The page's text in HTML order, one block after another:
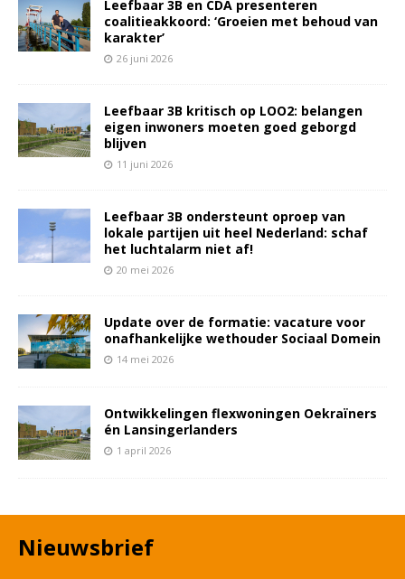
Leefbaar 3B en CDA presenteren
coalitieakkoord: ‘Groeien met behoud van
karakter’
26 juni 2026
Leefbaar 3B kritisch op LOO2: belangen
eigen inwoners moeten goed geborgd
blijven
11 juni 2026
Leefbaar 3B ondersteunt oproep van
lokale partijen uit heel Nederland: schaf
het luchtalarm niet af!
20 mei 2026
Update over de formatie: vacature voor
onafhankelijke wethouder Sociaal Domein
14 mei 2026
Ontwikkelingen flexwoningen Oekraïners
én Lansingerlanders
1 april 2026
Nieuwsbrief